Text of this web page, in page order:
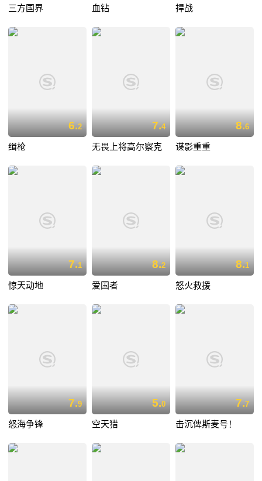
三方国界 血钻 捍战
6.2
缉枪
7.4
无畏上将高尔察克
8.6
谍影重重
7.1
惊天动地
8.2
爱国者
8.1
怒火救援
7.9
怒海争锋
5.0
空天猎
7.7
击沉俾斯麦号！